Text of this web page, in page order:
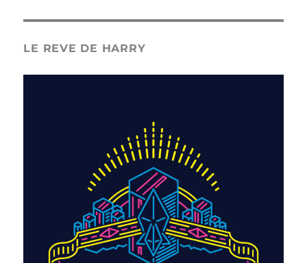
LE REVE DE HARRY